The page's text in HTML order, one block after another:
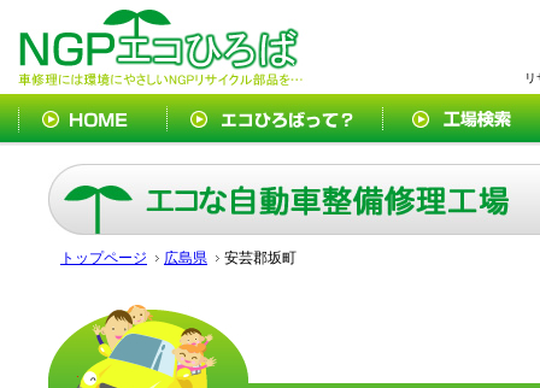
トップページ 広島県 安芸郡坂町